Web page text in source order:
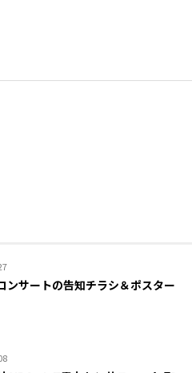
ンサートの告知チラシ＆ポスター